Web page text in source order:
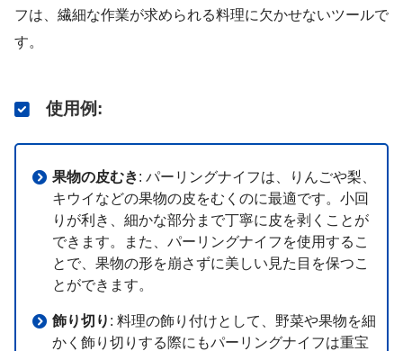
フは、繊細な作業が求められる料理に欠かせないツールで
す。
使用例:
果物の皮むき: パーリングナイフは、りんごや梨、
キウイなどの果物の皮をむくのに最適です。小回
りが利き、細かな部分まで丁寧に皮を剥くことが
できます。また、パーリングナイフを使用するこ
とで、果物の形を崩さずに美しい見た目を保つこ
とができます。
飾り切り : 料理の飾り付けとして、野菜や果物を細
かく飾り切りする際にもパーリングナイフは重宝